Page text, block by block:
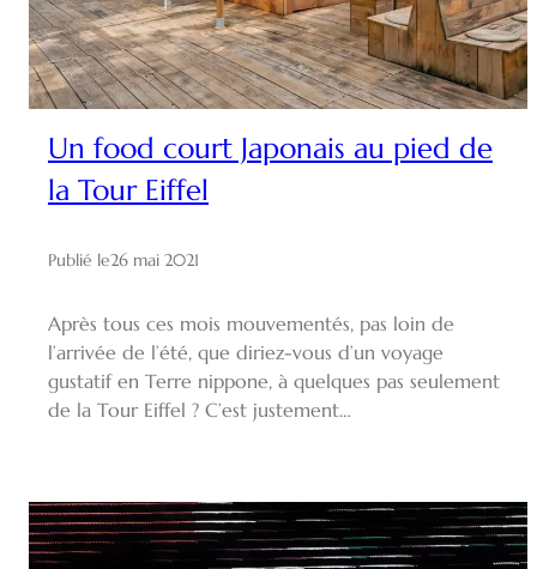
Un food court Japonais au pied de
la Tour Eiffel
Publié le26 mai 2021
Après tous ces mois mouvementés, pas loin de
l’arrivée de l’été, que diriez-vous d’un voyage
gustatif en Terre nippone, à quelques pas seulement
de la Tour Eiffel ? C’est justement…